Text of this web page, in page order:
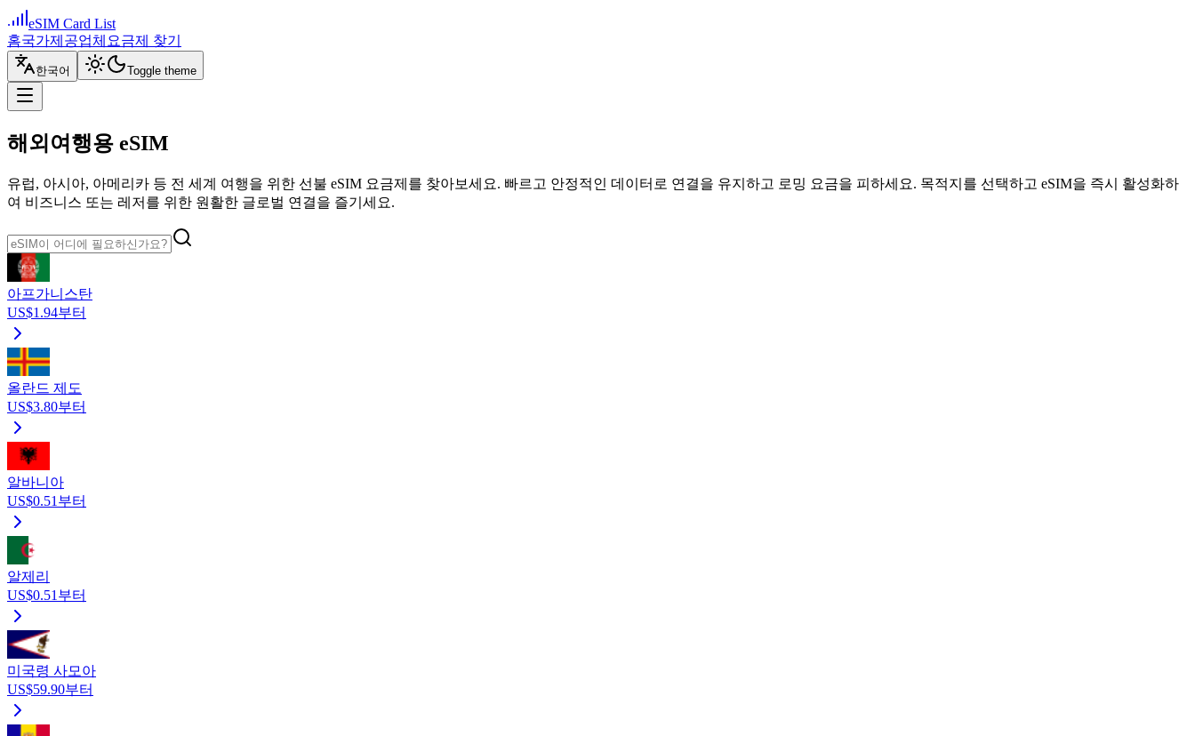
eSIM Card List
홈국가제공업체 요금제 찾기
한국어 Toggle theme
해외여행용 eSIM
유럽, 아시아, 아메리카 등 전 세계 여행을 위한 선불 eSIM 요금제를 찾아보세요. 빠르고 안정적인 데이터로 연결을 유지하고 로밍 요금을 피하세요. 목적지를 선택하고 eSIM을 즉시 활성화하
여 비즈니스 또는 레저를 위한 원활한 글로벌 연결을 즐기세요.
아프가니스탄
US$1.94부터
올란드 제도
US$3.80부터
알바니아
US$0.51부터
알제리
US$0.51부터
미국령 사모아
US$59.90부터